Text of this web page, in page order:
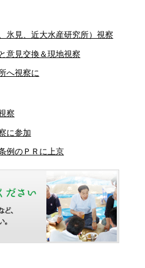
氷見、近大水産研究所）視察
意見交換＆現地視察
へ視察に
察
に参加
例のＰＲに上京